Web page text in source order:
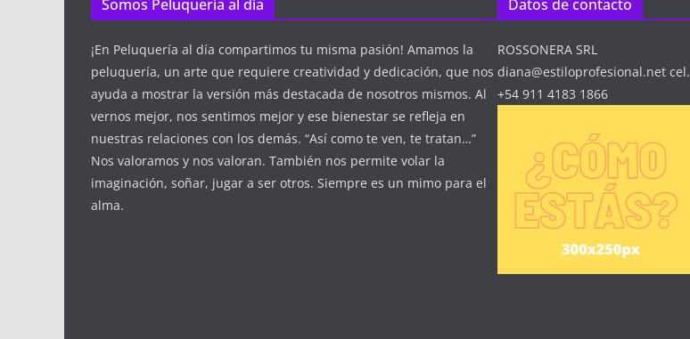
Somos Peluquería al día
¡En Peluquería al día compartimos tu misma pasión! Amamos la
peluquería, un arte que requiere creatividad y dedicación, que nos
ayuda a mostrar la versión más destacada de nosotros mismos. Al
vernos mejor, nos sentimos mejor y ese bienestar se refleja en
nuestras relaciones con los demás. “Así como te ven, te tratan…”
Nos valoramos y nos valoran. También nos permite volar la
imaginación, soñar, jugar a ser otros. Siempre es un mimo para el
alma.
Datos de contacto
ROSSONERA SRL
diana@estiloprofesional.net cel.
+54 911 4183 1866